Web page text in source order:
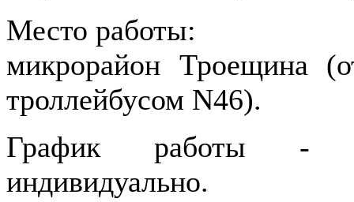
Место работы:
микрорайон Троещина
троллейбусом N46).
График работы -
индивидуально.